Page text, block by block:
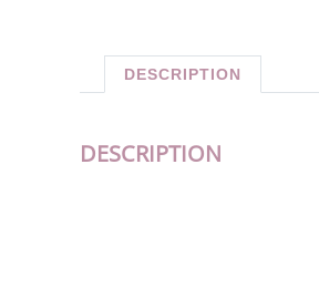
DESCRIPTION
DESCRIPTION